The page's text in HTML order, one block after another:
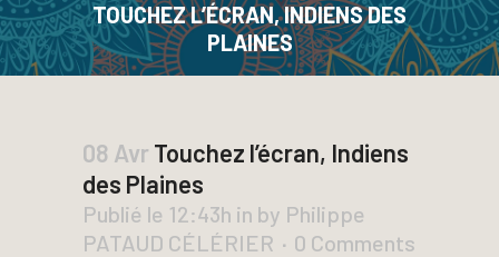
TOUCHEZ L’ÉCRAN, INDIENS DES
PLAINES
08 Avr Touchez l’écran, Indiens
des Plaines
Publié le 12:43h in by Philippe
PATAUD CÉLÉRIER
0 Comments